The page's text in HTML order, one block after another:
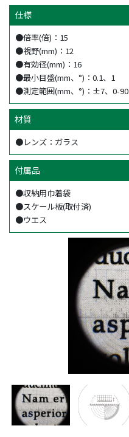
仕様
●倍率(倍)：15
●視野(mm)：12
●有効径(mm)：16
●最小目盛(mm、°)：0.1、1
●測定範囲(mm、°)：±7、0-90
材質
●レンズ：ガラス
付属品
●収納用巾着袋
●スケール板(取付済)
●ウエス